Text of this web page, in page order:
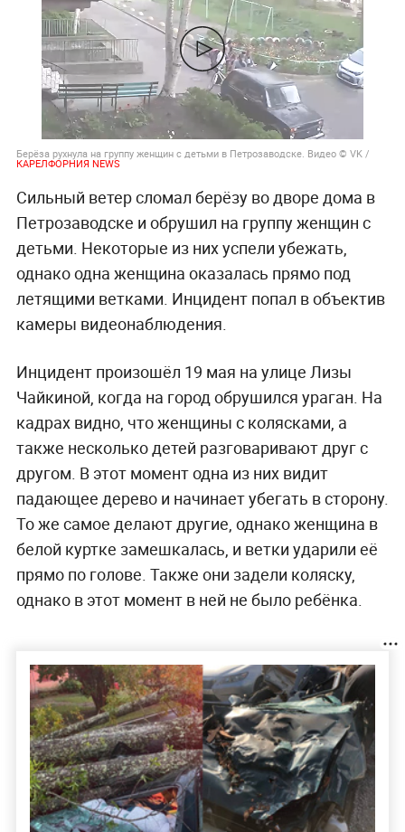
Берёза рухнула на группу женщин с детьми в Петрозаводске. Видео © VK /
КАРЕЛФОРНИЯ NEWS
Сильный ветер сломал берёзу во дворе дома в
Петрозаводске и обрушил на группу женщин с
детьми. Некоторые из них успели убежать,
однако одна женщина оказалась прямо под
летящими ветками. Инцидент попал в объектив
камеры видеонаблюдения.
Инцидент произошёл 19 мая на улице Лизы
Чайкиной, когда на город обрушился ураган. На
кадрах видно, что женщины с колясками, а
также несколько детей разговаривают друг с
другом. В этот момент одна из них видит
падающее дерево и начинает убегать в сторону.
То же самое делают другие, однако женщина в
белой куртке замешкалась, и ветки ударили её
прямо по голове. Также они задели коляску,
однако в этот момент в ней не было ребёнка.